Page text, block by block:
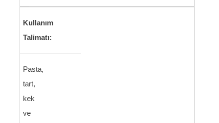
Kullanım
Talimatı:
Pasta,
tart,
kek
ve